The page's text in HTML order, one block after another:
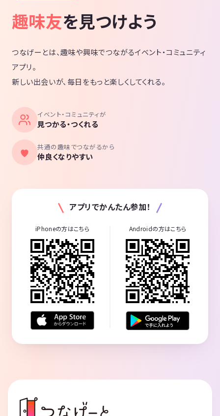
趣味友を見つけよう
つなげーとは、趣味や興味でつながるイベント・コミュニティ
アプリ。
新しい出会いが、毎日をもっと楽しくしてくれる。
イベント・コミュニティが
見つかる・つくれる
共通の趣味でつながるから
仲良くなりやすい
アプリでかんたん参加！
iPhoneの方はこちら Androidの方はこちら